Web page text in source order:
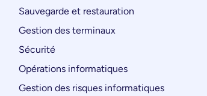
Sauvegarde et restauration
Gestion des terminaux
Sécurité
Opérations informatiques
Gestion des risques informatiques